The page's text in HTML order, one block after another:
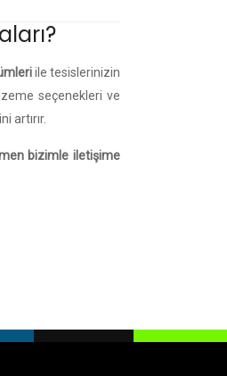
ile tesislerinizin
seçenekleri ve
artırır.
bizimle iletişime